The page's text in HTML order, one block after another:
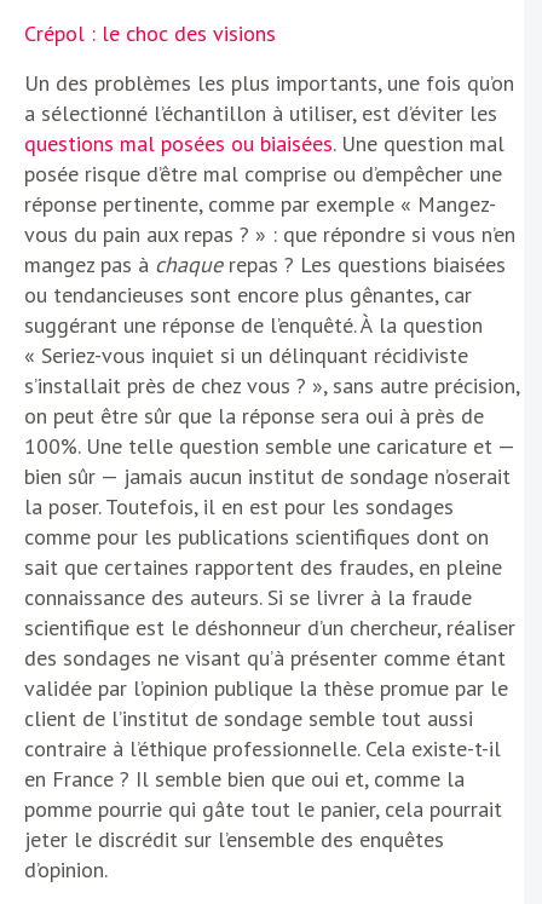
Crépol : le choc des visions
Un des problèmes les plus importants, une fois qu’on
a sélectionné l’échantillon à utiliser, est d’éviter les
questions mal posées ou biaisées. Une question mal
posée risque d’être mal comprise ou d’empêcher une
réponse pertinente, comme par exemple « Mangez-
vous du pain aux repas ? » : que répondre si vous n’en
mangez pas à chaquerepas ? Les questions biaisées
ou tendancieuses sont encore plus gênantes, car
suggérant une réponse de l’enquêté. À la question
« Seriez-vous inquiet si un délinquant récidiviste
s’installait près de chez vous ? », sans autre précision,
on peut être sûr que la réponse sera oui à près de
100%. Une telle question semble une caricature et —
bien sûr — jamais aucun institut de sondage n’oserait
la poser. Toutefois, il en est pour les sondages
comme pour les publications scientifiques dont on
sait que certaines rapportent des fraudes, en pleine
connaissance des auteurs. Si se livrer à la fraude
scientifique est le déshonneur d’un chercheur, réaliser
des sondages ne visant qu’à présenter comme étant
validée par l’opinion publique la thèse promue par le
client de l’institut de sondage semble tout aussi
contraire à l’éthique professionnelle. Cela existe-t-il
en France ? Il semble bien que oui et, comme la
pomme pourrie qui gâte tout le panier, cela pourrait
jeter le discrédit sur l’ensemble des enquêtes
d’opinion.